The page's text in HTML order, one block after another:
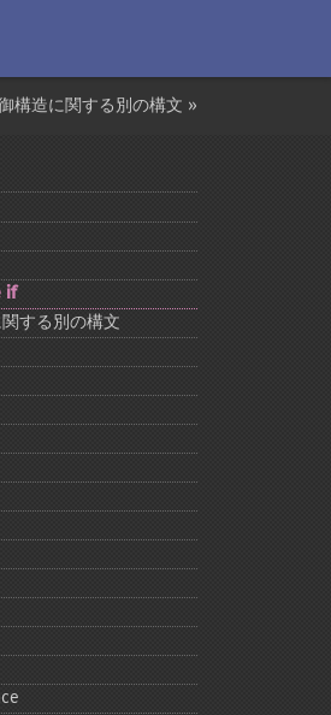
構造に関する別の構文 »
if
する別の構文